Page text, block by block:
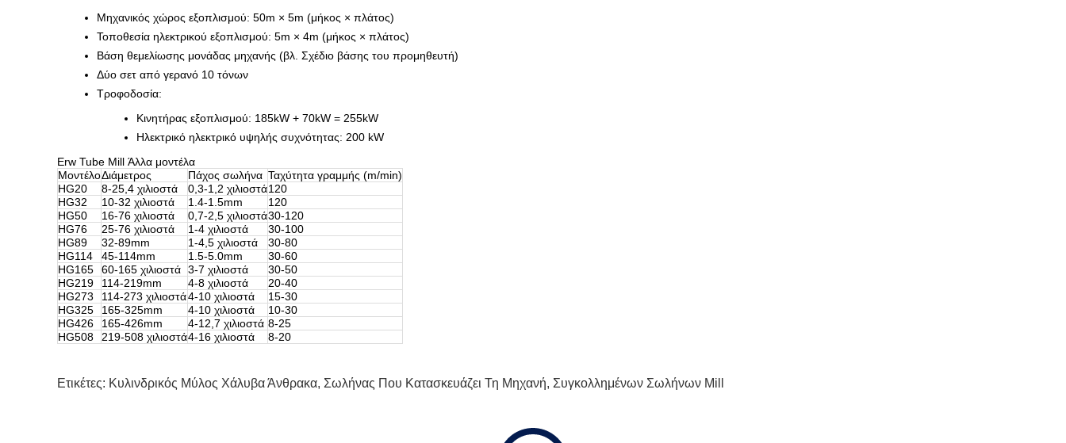
Μηχανικός χώρος εξοπλισμού: 50m × 5m (μήκος × πλάτος)
Τοποθεσία ηλεκτρικού εξοπλισμού: 5m × 4m (μήκος × πλάτος)
Βάση θεμελίωσης μονάδας μηχανής (βλ. Σχέδιο βάσης του προμηθευτή)
Δύο σετ από γερανό 10 τόνων
Τροφοδοσία:
Κινητήρας εξοπλισμού: 185kW + 70kW = 255kW
Ηλεκτρικό ηλεκτρικό υψηλής συχνότητας: 200 kW
Erw Tube Mill Άλλα μοντέλα
ΜοντέλοΔιάμετρος Πάχος σωλήνα Ταχύτητα γραμμής (m/min)
HG20
8-25,4 χιλιοστά 0,3-1,2 χιλιοστά120
HG32
10-32 χιλιοστά 1.4-1.5mm
120
HG50
16-76 χιλιοστά 0,7-2,5 χιλιοστά30-120
HG76
25-76 χιλιοστά 1-4 χιλιοστά
30-100
HG89
32-89mm 1-4,5 χιλιοστά
30-80
HG114
45-114mm 1.5-5.0mm
30-60
HG165
60-165 χιλιοστά 3-7 χιλιοστά
30-50
HG219
114-219mm 4-8 χιλιοστά
20-40
HG273
114-273 χιλιοστά4-10 χιλιοστά
15-30
HG325
165-325mm 4-10 χιλιοστά
10-30
HG426
165-426mm 4-12,7 χιλιοστά 8-25
HG508
219-508 χιλιοστά4-16 χιλιοστά 8-20
Ετικέτες: Κυλινδρικός Μύλος Χάλυβα Άνθρακα, Σωλήνας Που Κατασκευάζει Τη Μηχανή, Συγκολλημένων Σωλήνων Mill